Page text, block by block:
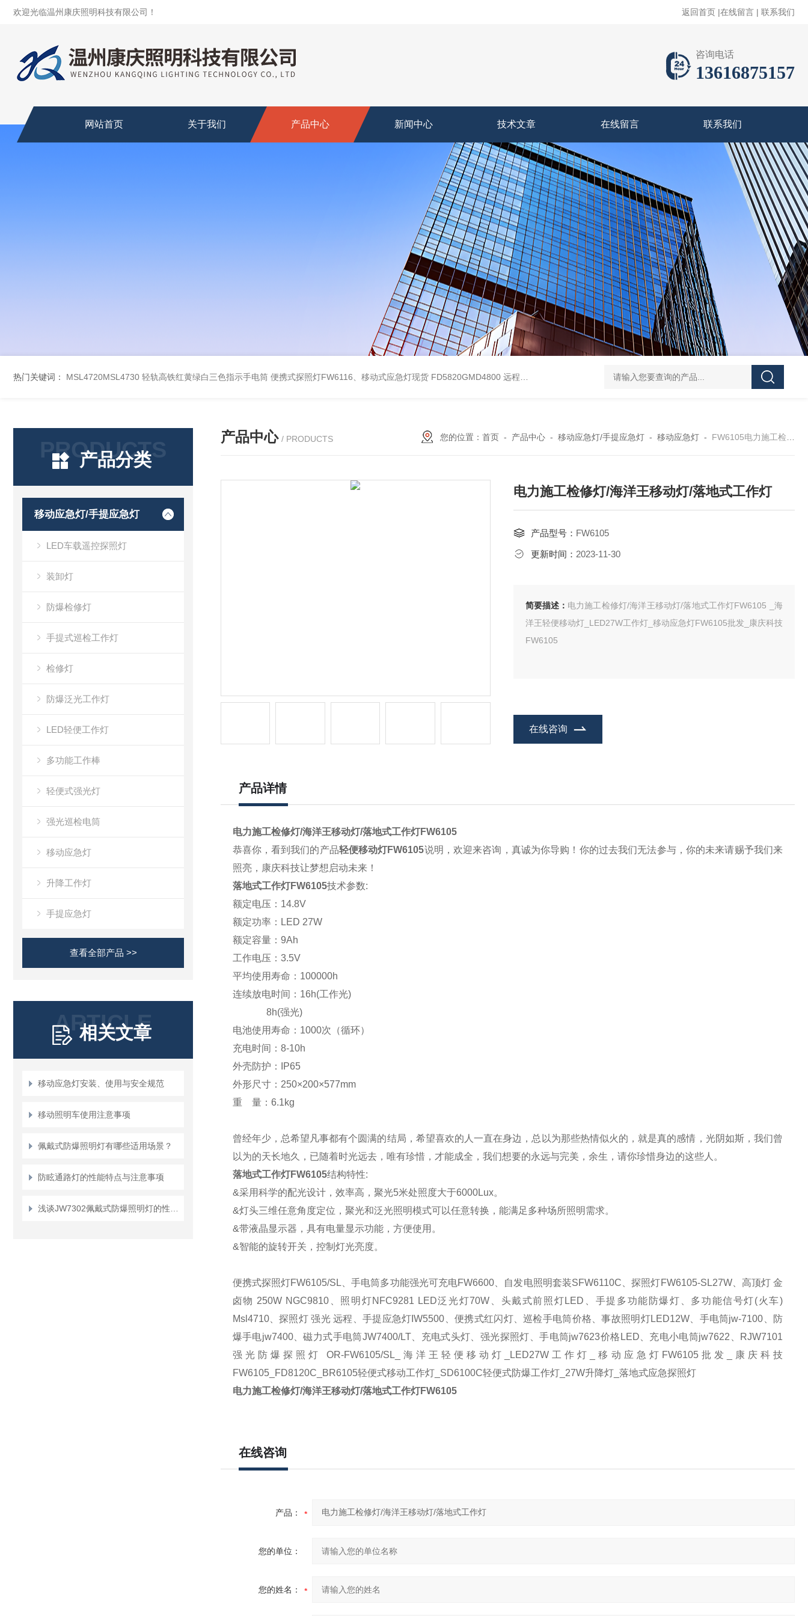
欢迎光临温州康庆照明科技有限公司！ 返回首页 |在线留言 | 联系我们
咨询电话
13616875157
网站首页 关于我们 产品中心 新闻中心 技术文章 在线留言 联系我们
热门关键词： MSL4720MSL4730 轻轨高铁红黄绿白三色指示手电筒 便携式探照灯FW6116、移动式应急灯现货 FD5820GMD4800 远程方位灯价格 红色 信号灯多功能声光报警器GAD112红光3.7V红闪
PRODUCTS
产品分类
移动应急灯/手提应急灯
LED车载遥控探照灯
装卸灯
防爆检修灯
手提式巡检工作灯
检修灯
防爆泛光工作灯
LED轻便工作灯
多功能工作棒
轻便式强光灯
强光巡检电筒
移动应急灯
升降工作灯
手提应急灯
查看全部产品 >>
ARTICLE
相关文章
移动应急灯安装、使用与安全规范
移动照明车使用注意事项
佩戴式防爆照明灯有哪些适用场景？
防眩通路灯的性能特点与注意事项
产品中心 / PRODUCTS 您的位置： 首页- 产品中心- 移动应急灯/手提应急灯- 移动应急灯- FW6105电力施工检修灯/海洋王移动灯/落地式工作灯
电力施工检修灯/海洋王移动灯/落地式工作灯
产品型号： FW6105
更新时间： 2023-11-30
简要描述： 电力施工检修灯/海洋王移动灯/落地式工作灯FW6105 _海
洋王轻便移动灯_LED27W工作灯_移动应急灯FW6105批发_康庆科技
FW6105
在线咨询
产品详情
电力施工检修灯/海洋王移动灯/落地式工作灯FW6105
恭喜你，看到我们的产品轻便移动灯FW6105说明，欢迎来咨询，真诚为你导购！ 你的过去我们无法参与，你的未来请赐予我们来
照亮， 康庆科技让梦想启动未来！
落地式工作灯FW6105技术参数:
额定电压： 14.8V
额定功率： LED 27W
额定容量： 9Ah
工作电压： 3.5V
平均使用寿命： 100000h
连续放电时间： 16h(工作光)
8h(强光)
电池使用寿命： 1000次（循环）
充电时间： 8-10h
外壳防护：
IP65
外形尺寸： 250×200×577mm
重
量： 6.1kg
曾经年少， 总希望凡事都有个圆满的结局 ， 希望喜欢的人一直在身边 ， 总以为那些热情似火的 ， 就是真的感情 ， 光阴如斯， 我们曾
以为的天长地久
， 已随着时光远去， 唯有珍惜， 才能成全 ， 我们想要的永远与完美 ， 余生 ， 请你珍惜身边的这些人 。
落地式工作灯FW6105结构特性:
&采用科学的配光设计，效率高，聚光5米处照度大于6000Lux。
&灯头三维任意角度定位，聚光和泛光照明模式可以任意转换，能满足多种场所照明需求。
&带液晶显示器， 具有电量显示功能，方便使用。
&智能的旋转开关，控制灯光亮度。
便携式探照灯FW6105/SL、手电筒多功能强光可充电FW6600、 自发电照明套装SFW6110C、探照灯FW6105-SL27W、高顶灯 金
卤物 250W NGC9810、照明灯NFC9281 LED泛光灯70W、头戴式前照灯LED、 手提多功能防爆灯、多功能信号灯(火车)
Msl4710、探照灯 强光 远程、手提应急灯IW5500、便携式红闪灯、巡检手电筒价格、事故照明灯LED12W、 手电筒jw-7100、防
爆手电jw7400、磁力式手电筒JW7400/LT、充电式头灯、强光探照灯、手电筒jw7623价格LED、充电小电筒jw7622、RJW7101
强光防爆探照灯 OR-FW6105/SL_海洋王轻便移动灯_LED27W工作灯_移动应急灯FW6105批发_康庆科技
FW6105_FD8120C_BR6105轻便式移动工作灯_SD6100C轻便式防爆工作灯_27W升降灯_落地式应急探照灯
电力施工检修灯/海洋王移动灯/落地式工作灯FW6105
在线咨询
产品：
您的单位：
您的姓名：